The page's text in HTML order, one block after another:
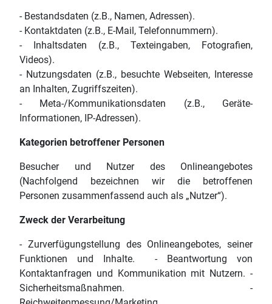
- Bestandsdaten (z.B., Namen, Adressen).
- Kontaktdaten (z.B., E-Mail, Telefonnummern).
- Inhaltsdaten (z.B., Texteingaben, Fotografien,
Videos).
- Nutzungsdaten (z.B., besuchte Webseiten, Interesse
an Inhalten, Zugriffszeiten).
- Meta-/Kommunikationsdaten (z.B., Geräte-
Informationen, IP-Adressen).
Kategorien betroffener Personen
Besucher und Nutzer des Onlineangebotes
(Nachfolgend bezeichnen wir die betroffenen
Personen zusammenfassend auch als „Nutzer“).
Zweck der Verarbeitung
- Zurverfügungstellung des Onlineangebotes, seiner
Funktionen und Inhalte. - Beantwortung von
Kontaktanfragen und Kommunikation mit Nutzern. -
Sicherheitsmaßnahmen. -